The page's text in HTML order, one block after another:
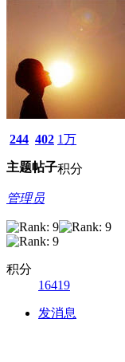
244
主题
402
帖子
1万
积分
管理员
积分
16419
发消息